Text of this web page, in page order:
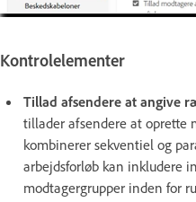
Kontrolelementer
Tillad afsendere at angive
tillader afsendere at oprette
kombinerer sekventiel og
arbejdsforløb kan inkludere
modtagergrupper inden for